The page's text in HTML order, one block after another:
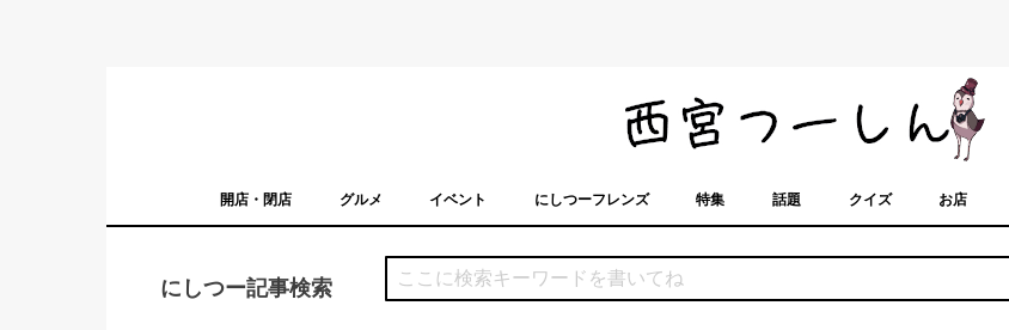
開店・閉店 グルメ イベント にしつーフレンズ 特集 話題 クイズ お店
にしつー記事検索